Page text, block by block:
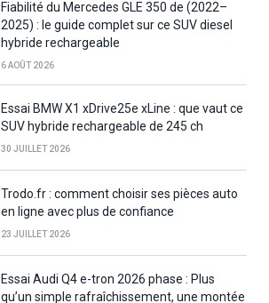
Fiabilité du Mercedes GLE 350 de (2022–
2025) : le guide complet sur ce SUV diesel
hybride rechargeable
6 AOÛT 2026
Essai BMW X1 xDrive25e xLine : que vaut ce
SUV hybride rechargeable de 245 ch
30 JUILLET 2026
Trodo.fr : comment choisir ses pièces auto
en ligne avec plus de confiance
23 JUILLET 2026
Essai Audi Q4 e-tron 2026 phase : Plus
qu’un simple rafraîchissement, une montée